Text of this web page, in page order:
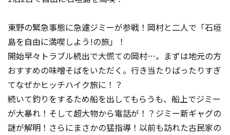
東野の緊急事態に急遽ジミーが参戦！岡村と二人で「石垣
島を自由に満喫しよう!の旅」！
開始早々トラブル続出で大慌ての岡村…。まずは地元の方
おすすめの味噌そばをいただく。行き当たりばったりすぎ
てなぜかヒッチハイク旅に！？
続いて釣りをするため船を出してもらうも、船上でジミー
が大暴れ！そして超大物から電話が！？ジミー新ギャグの
謎が解明！さらにまさかの猛指導！以前も訪れた古民家の